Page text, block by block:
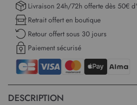
Longueur :
59 cm du haut de l'épaule
taille.
Livraison 24h/72h offerte dès 50€
Retrait offert en boutique
Retour offert sous 30 jours
Paiement sécurisé
DESCRIPTION